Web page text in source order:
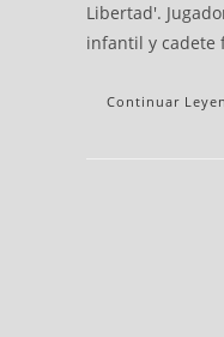
Libertad'.
infantil y cadete
Continuar